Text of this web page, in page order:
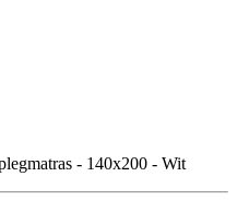
- 140x200 - Wit